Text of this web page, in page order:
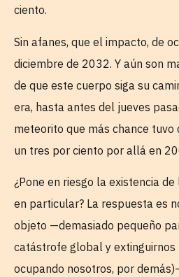
ciento.
Sin afanes, que el impacto, de
diciembre de 2032. Y aún son
de que este cuerpo siga su
era, hasta antes del jueves
meteorito que más chance tuvo
un tres por ciento por allá en
¿Pone en riesgo la existencia de
en particular? La respuesta es
objeto —demasiado pequeño
catástrofe global y extinguirnos
ocupando nosotros, por